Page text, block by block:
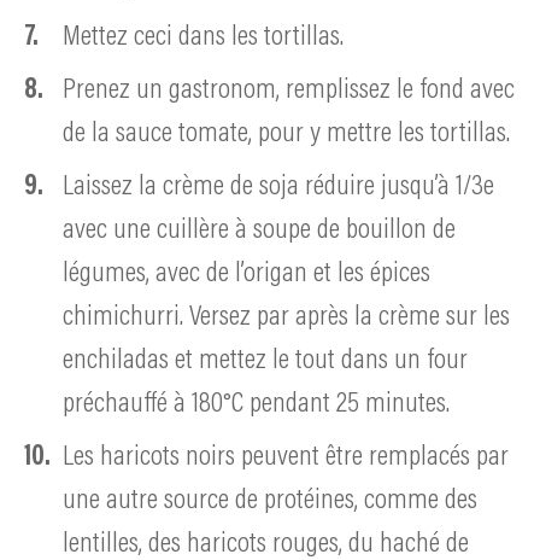
Mettez ceci dans les tortillas.
Prenez un gastronom, remplissez le fond avec
de la sauce tomate, pour y mettre les tortillas.
Laissez la crème de soja réduire jusqu’à 1/3e
avec une cuillère à soupe de bouillon de
légumes, avec de l’origan et les épices
chimichurri. Versez par après la crème sur les
enchiladas et mettez le tout dans un four
préchauffé à 180°C pendant 25 minutes.
Les haricots noirs peuvent être remplacés par
une autre source de protéines, comme des
lentilles, des haricots rouges, du haché de